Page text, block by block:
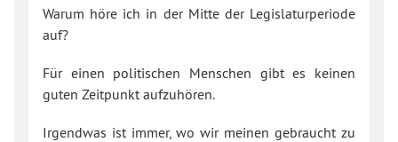
Warum höre ich in der Mitte der Legislaturperiode
auf?
Für einen politischen Menschen gibt es keinen
guten Zeitpunkt aufzuhören.
Irgendwas ist immer, wo wir meinen gebraucht zu